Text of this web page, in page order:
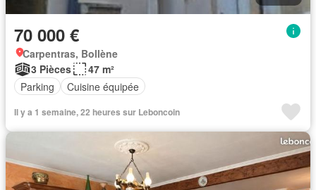
70 000 €
Carpentras, Bollène
3 Pièces
47 m²
Parking
Cuisine équipée
Il y a 1 semaine, 22 heures sur Leboncoin